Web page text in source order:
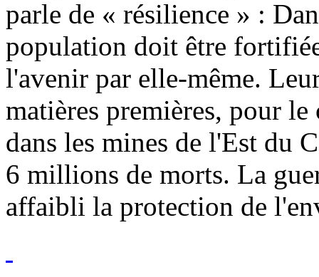
parle de « résilience » :
population doit être
l'avenir par elle-même.
matières premières, pour
dans les mines de l'Est du
6 millions de morts. La
affaibli la protection de